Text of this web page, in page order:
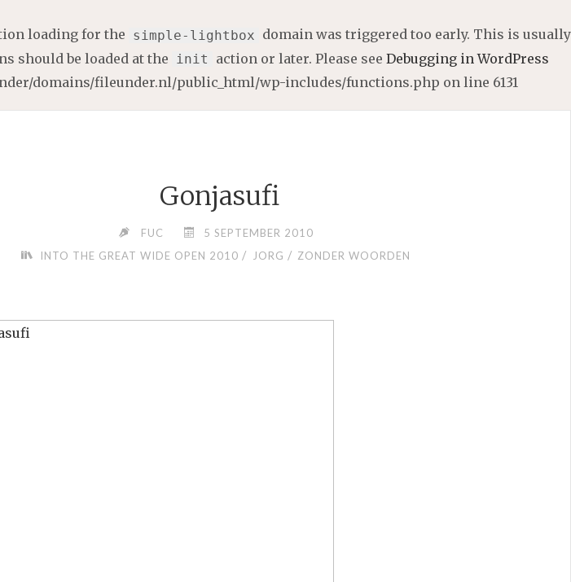
loading for the simple-lightbox domain was triggered too early. This is usually
should be loaded at the init action or later. Please see Debugging in WordPress
domains/fileunder.nl/public_html/wp-includes/functions.php on line 6131
Gonjasufi
FUC
5 SEPTEMBER 2010
INTO THE GREAT WIDE OPEN 2010 / JORG / ZONDER WOORDEN